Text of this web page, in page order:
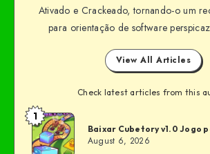
Ativado e Crackeado, tornando-o um
para orientação de software
View All Articles
Check latest articles from this
1
Baixar Cubetory v1.0 Jogo
August 6, 2026